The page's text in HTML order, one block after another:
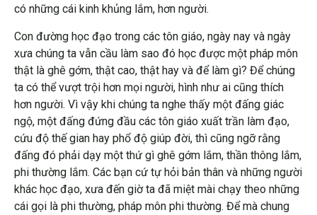
có những cái kinh khủng lắm, hơn người.
Con đường học đạo trong các tôn giáo, ngày nay và ngày
xưa chúng ta vẫn cầu làm sao đó học được một pháp môn
thật là ghê gớm, thật cao, thật hay và để làm gì? Để chúng
ta có thể vượt trội hơn mọi người, hình như ai cũng thích
hơn người. Vì vậy khi chúng ta nghe thấy một đấng giác
ngộ, một đấng đứng đầu các tôn giáo xuất trần làm đạo,
cứu độ thế gian hay phổ độ giúp đời, thì cũng ngỡ rằng
đấng đó phải dạy một thứ gì ghê gớm lắm, thần thông lắm,
phi thường lắm. Các bạn cứ tự hỏi bản thân và những người
khác học đạo, xưa đến giờ ta đã miệt mài chạy theo những
cái gọi là phi thường, pháp môn phi thường. Để mà chung